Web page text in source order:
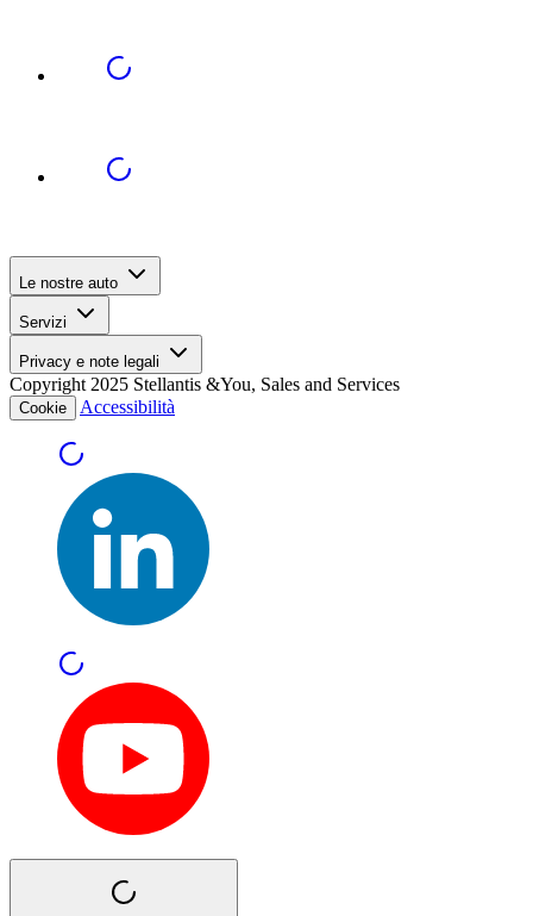
Le nostre auto
Servizi
Privacy e note legali
Copyright 2025 Stellantis &You, Sales and Services
Cookie Accessibilità